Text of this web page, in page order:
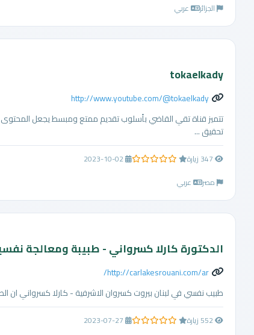
الجزائر
عربي
tokaelkady
http://www.youtube.com/@tokaelkady
تتميز قناة تقي القاضي بأسلوب تقديم ممتع ومبسط يجعل
تحقيق ...
0.0 من 5 نجوم
مصر
عربي
الدكتورة كارلا كسرواني - طبيبة ومعالجة
http://carlakesrouani.com/ar/
طبيب نفسي في لبنان بيروت كسروان الاشرفية - كارلا كسرواني ان الطبيب لها خبرة تتجاوز 15 عاماً في مختلف الاختصاصات
0.0 من 5 نجوم